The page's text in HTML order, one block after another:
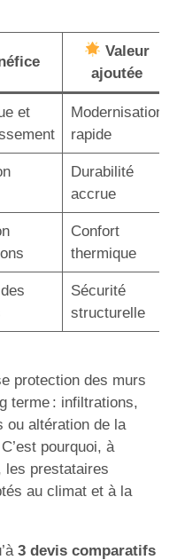
Valeur
ajoutée
et
Modernisation
rapide
Durabilité
accrue
Confort
thermique
Sécurité
structurelle
protection des murs
terme : infiltrations,
ou altération de la
pourquoi, à
les prestataires
au climat et à la
3 devis comparatifs